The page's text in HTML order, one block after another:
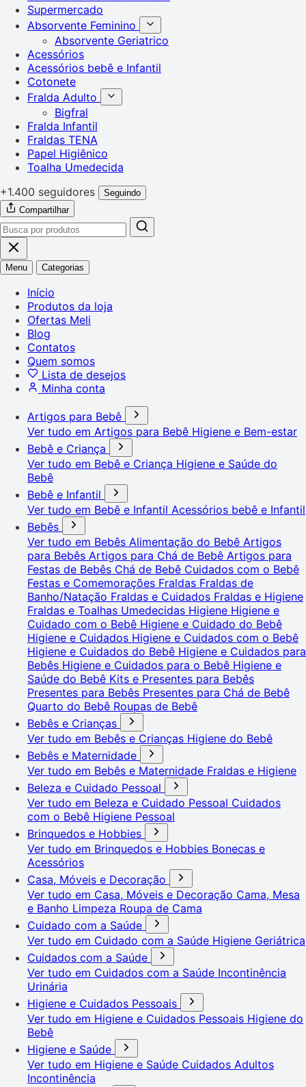
Supermercado
Absorvente Feminino
Absorvente Geriatrico
Acessórios
Acessórios bebê e Infantil
Cotonete
Fralda Adulto
Bigfral
Fralda Infantil
Fraldas TENA
Papel Higiênico
Toalha Umedecida
+1.400 seguidores
Seguindo
Compartilhar
Menu Categorias
Início
Produtos da loja
Ofertas Meli
Blog
Contatos
Quem somos
Lista de desejos
Minha conta
Artigos para Bebê
Ver tudo em Artigos para Bebê Higiene e Bem-estar
Bebê e Criança
Ver tudo em Bebê e Criança Higiene e Saúde do
Bebê
Bebê e Infantil
Ver tudo em Bebê e Infantil Acessórios bebê e Infantil
Bebês
Ver tudo em Bebês Alimentação do Bebê Artigos
para Bebês Artigos para Chá de Bebê Artigos para
Festas de Bebês Chá de Bebê Cuidados com o Bebê
Festas e Comemorações Fraldas Fraldas de
Banho/Natação Fraldas e Cuidados Fraldas e Higiene
Fraldas e Toalhas Umedecidas Higiene Higiene e
Cuidado com o Bebê Higiene e Cuidado do Bebê
Higiene e Cuidados Higiene e Cuidados com o Bebê
Higiene e Cuidados do Bebê Higiene e Cuidados para
Bebês Higiene e Cuidados para o Bebê Higiene e
Saúde do Bebê Kits e Presentes para Bebês
Presentes para Bebês Presentes para Chá de Bebê
Quarto do Bebê Roupas de Bebê
Bebês e Crianças
Ver tudo em Bebês e Crianças Higiene do Bebê
Bebês e Maternidade
Ver tudo em Bebês e Maternidade Fraldas e Higiene
Beleza e Cuidado Pessoal
Ver tudo em Beleza e Cuidado Pessoal Cuidados
com o Bebê Higiene Pessoal
Brinquedos e Hobbies
Ver tudo em Brinquedos e Hobbies Bonecas e
Acessórios
Casa, Móveis e Decoração
Ver tudo em Casa, Móveis e Decoração Cama, Mesa
e Banho Limpeza Roupa de Cama
Cuidado com a Saúde
Ver tudo em Cuidado com a Saúde Higiene Geriátrica
Cuidados com a Saúde
Ver tudo em Cuidados com a Saúde Incontinência
Urinária
Higiene e Cuidados Pessoais
Ver tudo em Higiene e Cuidados Pessoais Higiene do
Bebê
Higiene e Saúde
Ver tudo em Higiene e Saúde Cuidados Adultos
Incontinência